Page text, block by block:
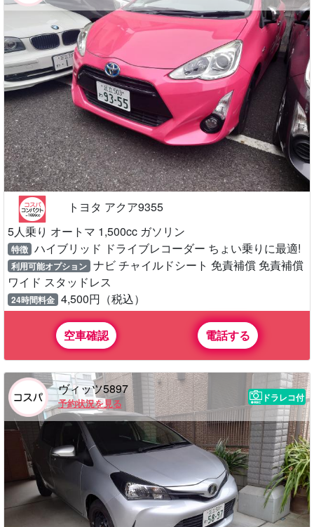
トヨタ アクア9355
5人乗り オートマ 1,500cc ガソリン
特徴 ハイブリッド ドライブレコーダー ちょい乗りに最適!
利用可能オプション ナビ チャイルドシート 免責補償 免責補償
ワイド スタッドレス
24時間料金 4,500円（税込）
空車確認 電話する
ヴィッツ5897
予約状況を見る
ドラレコ付